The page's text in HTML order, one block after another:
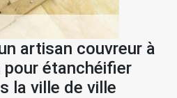
artisan couvreur à
étanchéifier
la ville de ville